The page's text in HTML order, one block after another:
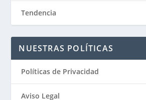
Tendencia
NUESTRAS POLÍTICAS
Políticas de Privacidad
Aviso Legal